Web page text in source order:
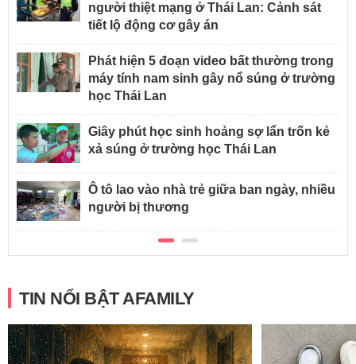
người thiệt mạng ở Thái Lan: Cảnh sát
tiết lộ động cơ gây án
Phát hiện 5 đoạn video bất thường trong
máy tính nam sinh gây nổ súng ở trường
học Thái Lan
Giây phút học sinh hoảng sợ lẩn trốn kẻ
xả súng ở trường học Thái Lan
Ô tô lao vào nhà trẻ giữa ban ngày, nhiều
người bị thương
TIN NỔI BẬT AFAMILY